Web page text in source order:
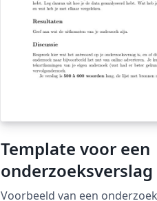
Template voor een
onderzoeksverslag
Voorbeeld van een